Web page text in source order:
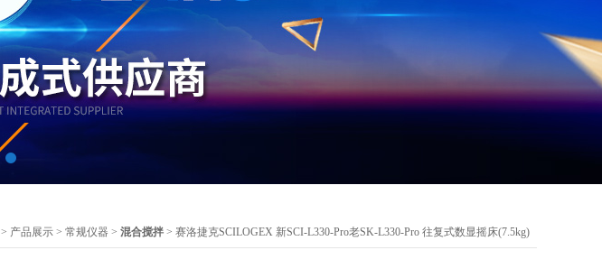
> 产品展示 > 常规仪器 > 混合搅拌 > 赛洛捷克SCILOGEX 新SCI-L330-Pro老SK-L330-Pro 往复式数显摇床(7.5kg)